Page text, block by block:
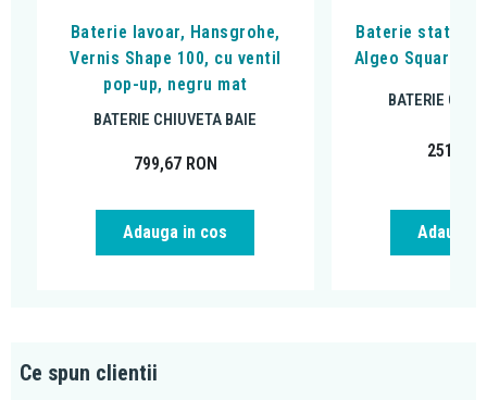
Baterie lavoar, Hansgrohe,
Vernis Shape 100, cu ventil
pop-up, negru mat
BATERIE CHIUVETA BAIE
799,67 RON
Adauga in cos
Baterie stativa
Algeo Square,
BATERIE
251,99
Adauga
Ce spun clientii